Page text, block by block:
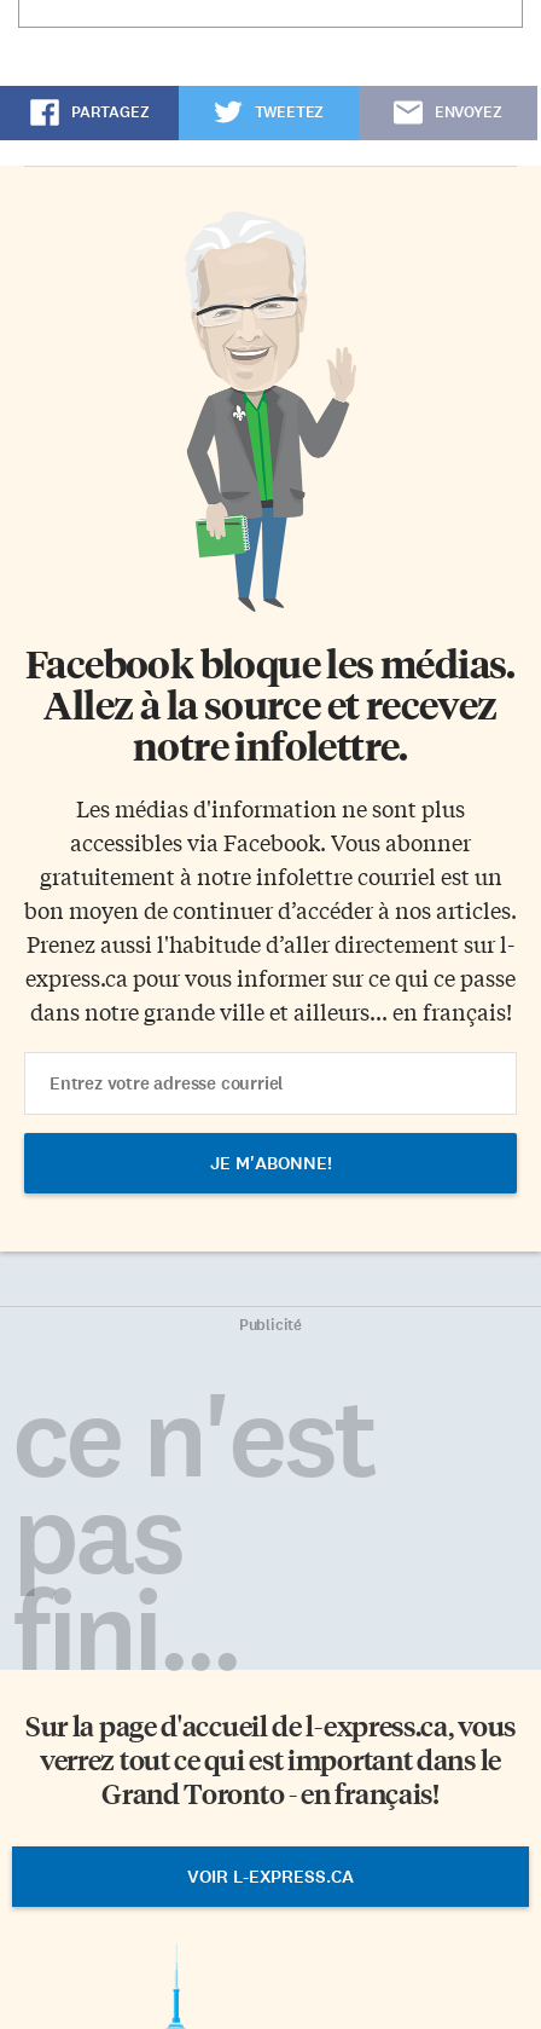
PARTAGEZ TWEETEZ ENVOYEZ
Facebook bloque les médias.
Allez à la source et recevez
notre infolettre.
Les médias d'information ne sont plus
accessibles via Facebook. Vous abonner
gratuitement à notre infolettre courriel est un
bon moyen de continuer d’accéder à nos articles.
Prenez aussi l'habitude d’aller directement sur l-
express.ca pour vous informer sur ce qui ce passe
dans notre grande ville et ailleurs... en français!
Address
Publicité
ce n'est
pas
fini...
Sur la page d'accueil del-express.ca, vous
verrez tout ce qui est important dans le
Grand Toronto - en français!
VOIR L-EXPRESS.CA